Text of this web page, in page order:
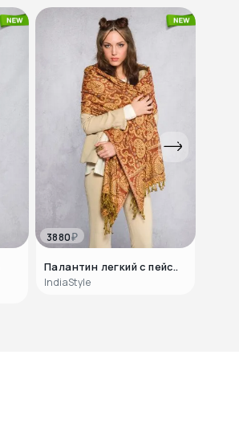
3880₽
Палантин легкий с пейс..
IndiaStyle